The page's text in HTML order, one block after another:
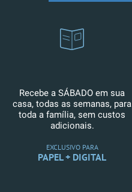
Recebe a SÁBADO em sua
casa, todas as semanas, para
toda a família, sem custos
adicionais.
EXCLUSIVO PARA
PAPEL + DIGITAL